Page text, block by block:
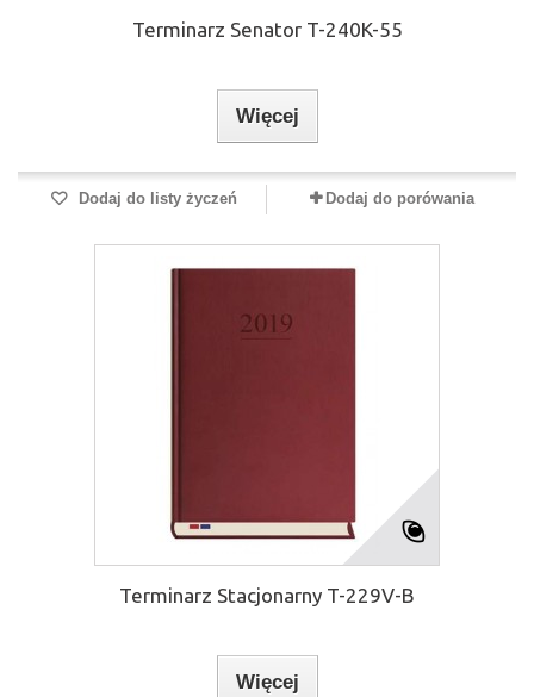
Terminarz Senator T-240K-55
Więcej
Dodaj do listy życzeń Dodaj do porówania
Terminarz Stacjonarny T-229V-B
Więcej